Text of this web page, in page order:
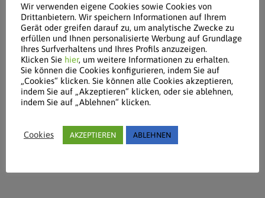
Wir verwenden eigene Cookies sowie Cookies von
Drittanbietern. Wir speichern Informationen auf Ihrem
Gerät oder greifen darauf zu, um analytische Zwecke zu
erfüllen und Ihnen personalisierte Werbung auf Grundlage
Ihres Surfverhaltens und Ihres Profils anzuzeigen.
Klicken Sie hier, um weitere Informationen zu erhalten.
Sie können die Cookies konfigurieren, indem Sie auf
„Cookies“ klicken. Sie können alle Cookies akzeptieren,
indem Sie auf „Akzeptieren“ klicken, oder sie ablehnen,
indem Sie auf „Ablehnen“ klicken.
Cookies AKZEPTIEREN ABLEHNEN